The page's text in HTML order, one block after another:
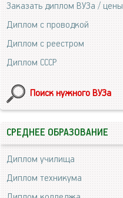
Заказать диплом ВУЗа / цены
Диплом с проводкой
Диплом с реестром
Диплом СССР
Поиск нужного ВУЗа
СРЕДНЕЕ ОБРАЗОВАНИЕ
Диплом училища
Диплом техникума